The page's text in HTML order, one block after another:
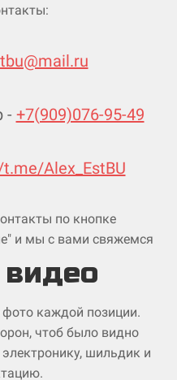
- +7(909)076-95-49
Alex_EstBU
по кнопке
и мы с вами свяжемся
каждой позиции.
чтоб было видно
шильдик и